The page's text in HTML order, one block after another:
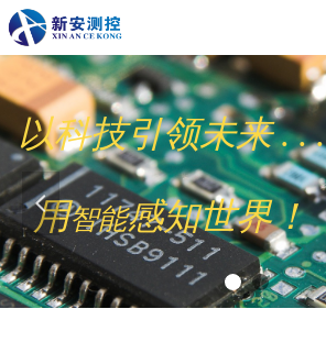
以科技引领未来 . . .
用智能感知世界！
넳